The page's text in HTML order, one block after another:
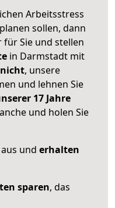
Arbeitsstress
sollen, dann
Sie und stellen
in Darmstadt mit
nicht, unsere
und lehnen Sie
17 Jahre
und holen Sie
und erhalten
sparen, das